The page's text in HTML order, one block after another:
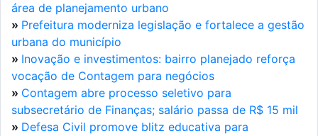
área de planejamento urbano
» Prefeitura moderniza legislação e fortalece a gestão
urbana do município
» Inovação e investimentos: bairro planejado reforça
vocação de Contagem para negócios
» Contagem abre processo seletivo para
subsecretário de Finanças; salário passa de R$ 15 mil
» Defesa Civil promove blitz educativa para